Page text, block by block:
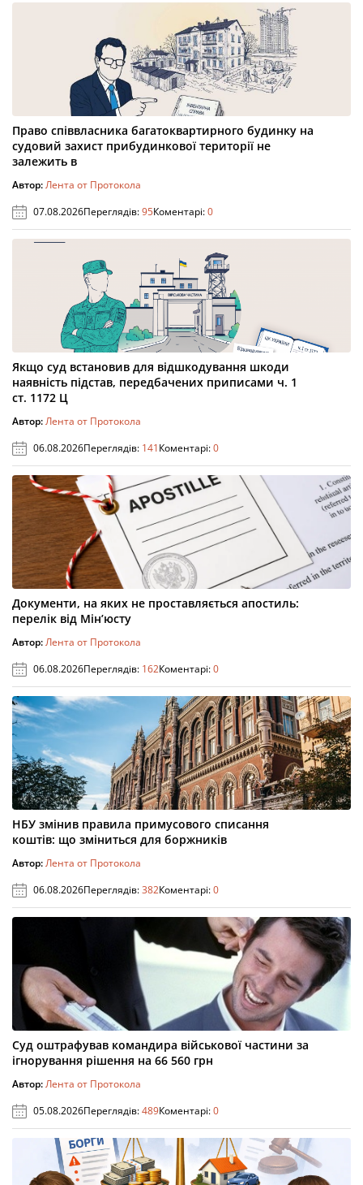
Право співвласника багатоквартирного будинку на
судовий захист прибудинкової території не
залежить в
Автор:Лента от Протокола
07.08.2026Переглядів:95Коментарі:0
Якщо суд встановив для відшкодування шкоди
наявність підстав, передбачених приписами ч. 1
ст. 1172 Ц
Автор:Лента от Протокола
06.08.2026Переглядів: 141Коментарі:0
Документи, на яких не проставляється апостиль:
перелік від Мін’юсту
Автор:Лента от Протокола
06.08.2026Переглядів: 162Коментарі:0
НБУ змінив правила примусового списання
коштів: що зміниться для боржників
Автор:Лента от Протокола
06.08.2026Переглядів:382Коментарі:0
Суд оштрафував командира військової частини за
ігнорування рішення на 66 560 грн
Автор:Лента от Протокола
05.08.2026Переглядів:489Коментарі:0